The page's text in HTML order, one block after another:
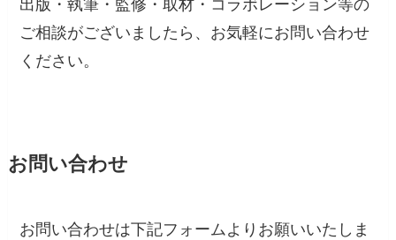
出版・執筆・監修・取材・コラボレーション等の
ご相談がございましたら、お気軽にお問い合わせ
ください。
お問い合わせ
お問い合わせは下記フォームよりお願いいたしま